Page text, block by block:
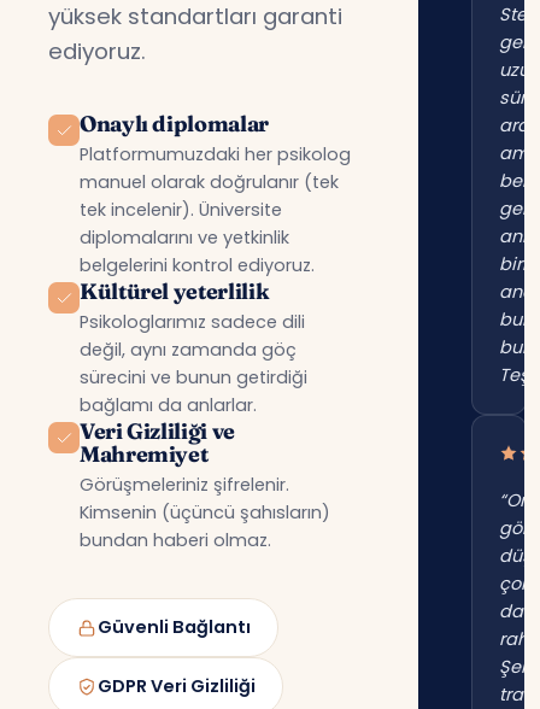
yüksek standartları garanti
ediyoruz.
Onaylı diplomalar
Platformumuzdaki her psikolog
manuel olarak doğrulanır (tek
tek incelenir). Üniversite
diplomalarını ve yetkinlik
belgelerini kontrol ediyoruz.
Kültürel yeterlilik
Psikologlarımız sadece dili
değil, aynı zamanda göç
sürecini ve bunun getirdiği
bağlamı da anlarlar.
Veri Gizliliği ve
Mahremiyet
Görüşmeleriniz şifrelenir.
Kimsenin (üçüncü şahısların)
bundan haberi olmaz.
Güvenli Bağlantı
GDPR Veri Gizliliği
uzun
süre
beni
çok